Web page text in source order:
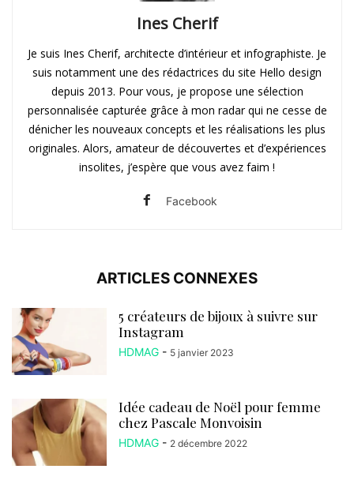
Ines Cherif
Je suis Ines Cherif, architecte d’intérieur et infographiste. Je
suis notamment une des rédactrices du site Hello design
depuis 2013. Pour vous, je propose une sélection
personnalisée capturée grâce à mon radar qui ne cesse de
dénicher les nouveaux concepts et les réalisations les plus
originales. Alors, amateur de découvertes et d’expériences
insolites, j’espère que vous avez faim !
Facebook
ARTICLES CONNEXES
5 créateurs de bijoux à suivre sur
Instagram
HDMAG - 5 janvier 2023
Idée cadeau de Noël pour femme
chez Pascale Monvoisin
HDMAG - 2 décembre 2022